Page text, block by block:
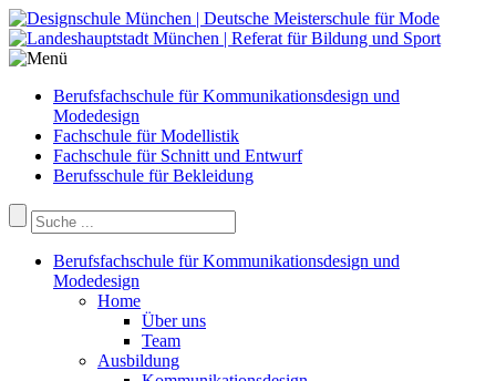
Berufsfachschule für Kommunikationsdesign und
Modedesign
Fachschule für Modellistik
Fachschule für Schnitt und Entwurf
Berufsschule für Bekleidung
Berufsfachschule für Kommunikationsdesign und
Modedesign
Home
Über uns
Team
Ausbildung